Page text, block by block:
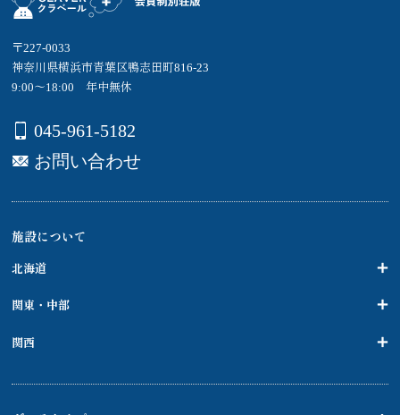
〒227-0033
神奈川県横浜市青葉区鴨志田町816-23
9:00～18:00 年中無休
045-961-5182
お問い合わせ
施設について
北海道
関東・中部
関西